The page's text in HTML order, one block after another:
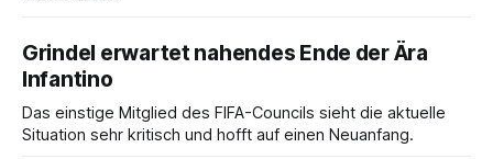
Grindel erwartet nahendes Ende der Ära
Infantino
Das einstige Mitglied des FIFA-Councils sieht die aktuelle
Situation sehr kritisch und hofft auf einen Neuanfang.